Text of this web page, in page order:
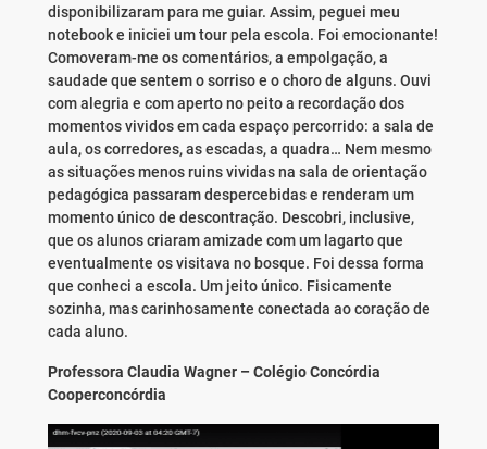
disponibilizaram para me guiar. Assim, peguei meu
notebook e iniciei um tour pela escola. Foi emocionante!
Comoveram-me os comentários, a empolgação, a
saudade que sentem o sorriso e o choro de alguns. Ouvi
com alegria e com aperto no peito a recordação dos
momentos vividos em cada espaço percorrido: a sala de
aula, os corredores, as escadas, a quadra… Nem mesmo
as situações menos ruins vividas na sala de orientação
pedagógica passaram despercebidas e renderam um
momento único de descontração. Descobri, inclusive,
que os alunos criaram amizade com um lagarto que
eventualmente os visitava no bosque. Foi dessa forma
que conheci a escola. Um jeito único. Fisicamente
sozinha, mas carinhosamente conectada ao coração de
cada aluno.
Professora Claudia Wagner – Colégio Concórdia
Cooperconcórdia